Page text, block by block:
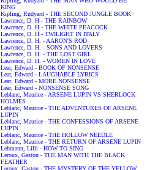
KING
Kipling, Rudyard - THE SECOND JUNGLE BOOK
Lawrence, D. H - THE RAINBOW
Lawrence, D. H - THE WHITE PEACOCK
Lawrence, D. H - TWILIGHT IN ITALY
Lawrence, D. H. - AARON'S ROD
Lawrence, D. H. - SONS AND LOVERS
Lawrence, D. H. - THE LOST GIRL
Lawrence, D. H. - WOMEN IN LOVE
Lear, Edward - BOOK OF NONSENSE
Lear, Edward - LAUGHABLE LYRICS
Lear, Edward - MORE NONSENSE
Lear, Edward - NONSENSE SONG
Leblanc, Maurice - ARSENE LUPIN VS SHERLOCK
HOLMES
Leblanc, Maurice - THE ADVENTURES OF ARSENE
LUPIN
Leblanc, Maurice - THE CONFESSIONS OF ARSENE
LUPIN
Leblanc, Maurice - THE HOLLOW NEEDLE
Leblanc, Maurice - THE RETURN OF ARSENE LUPIN
Lehmann, Lilli - HOW TO SING
Leroux, Gaston - THE MAN WITH THE BLACK
FEATHER
Leroux, Gaston - THE MYSTERY OF THE YELLOW